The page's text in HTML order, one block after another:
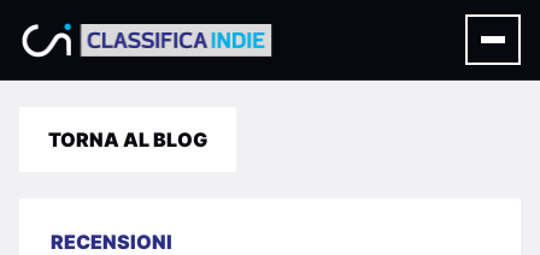
TORNA AL BLOG
RECENSIONI